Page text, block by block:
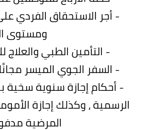
- أجر الاستحقاق الفردي
ومستوى
- التأمين الطبي
- السفر الجوي الميسر
- أحكام إجازة سنوية سخية
الرسمية ، وكذلك إجازة
المرضية